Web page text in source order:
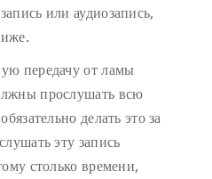
или аудиозапись,
передачу от ламы
прослушать всю
делать это за
эту запись
столько времени,